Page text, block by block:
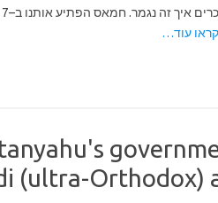
קראו עוד…
(ultra-Orthodox)